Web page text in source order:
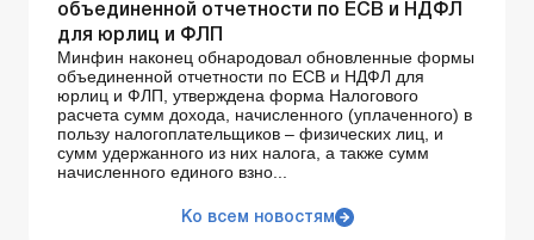
объединенной отчетности по ЕСВ и НДФЛ
для юрлиц и ФЛП
Минфин наконец обнародовал обновленные формы
объединенной отчетности по ЕСВ и НДФЛ для
юрлиц и ФЛП, утверждена форма Налогового
расчета сумм дохода, начисленного (уплаченного) в
пользу налогоплательщиков – физических лиц, и
сумм удержанного из них налога, а также сумм
начисленного единого взно...
Ко всем новостям